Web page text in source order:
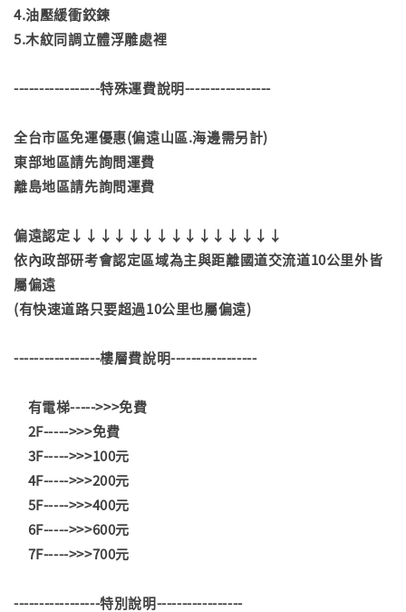
4.油壓緩衝鉸鍊
5.木紋同調立體浮雕處裡
-----------------特殊運費說明-----------------
全台市區免運優惠(偏遠山區.海邊需另計)
東部地區請先詢問運費
離島地區請先詢問運費
偏遠認定↓↓↓↓↓↓↓↓↓↓↓↓↓↓↓
依內政部研考會認定區域為主與距離國道交流道10公里外皆
屬偏遠
(有快速道路只要超過10公里也屬偏遠)
-----------------樓層費說明-----------------
有電梯----->>>免費
2F----->>>免費
3F----->>>100元
4F----->>>200元
5F----->>>400元
6F----->>>600元
7F----->>>700元
-----------------特別說明-----------------